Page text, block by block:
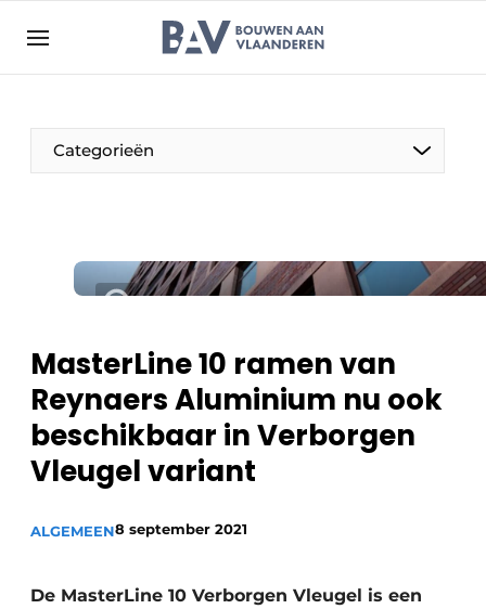
Bedrijven
Bouwen aan Vlaanderen | Platform voor de bouw
Evenement aanmelden
Meest gelezen
Nieuwsbrief
Podcasts
Privacy / Cookie statement
Categorieën
Akoestiek
Beton & Staalbouw
MasterLine 10 ramen van
Reynaers Aluminium nu ook
beschikbaar in Verborgen
Vleugel variant
ALGEMEEN8 september 2021
De MasterLine 10 Verborgen Vleugel is een